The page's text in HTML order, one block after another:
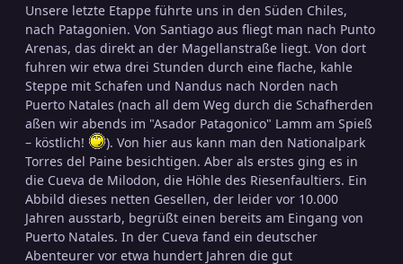
Unsere letzte Etappe führte uns in den Süden Chiles,
nach Patagonien. Von Santiago aus fliegt man nach Punto
Arenas, das direkt an der Magellanstraße liegt. Von dort
fuhren wir etwa drei Stunden durch eine flache, kahle
Steppe mit Schafen und Nandus nach Norden nach
Puerto Natales (nach all dem Weg durch die Schafherden
aßen wir abends im "Asador Patagonico" Lamm am Spieß
– köstlich!
). Von hier aus kann man den Nationalpark
Torres del Paine besichtigen. Aber als erstes ging es in
die Cueva de Milodon, die Höhle des Riesenfaultiers. Ein
Abbild dieses netten Gesellen, der leider vor 10.000
Jahren ausstarb, begrüßt einen bereits am Eingang von
Puerto Natales. In der Cueva fand ein deutscher
Abenteurer vor etwa hundert Jahren die gut